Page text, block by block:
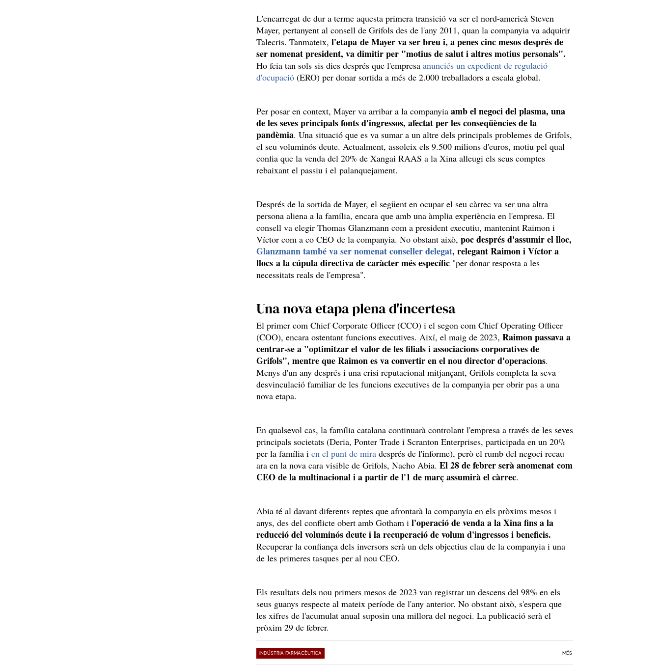
L'encarregat de dur a terme aquesta primera transició va ser el nord-americà Steven
Mayer, pertanyent al consell de Grifols des de l'any 2011, quan la companyia va adquirir
Talecris. Tanmateix, l'etapa de Mayer va ser breu i, a penes cinc mesos després de
ser nomenat president, va dimitir per "motius de salut i altres motius personals".
Ho feia tan sols sis dies després que l'empresa anunciés un expedient de regulació
d'ocupació (ERO) per donar sortida a més de 2.000 treballadors a escala global.
Per posar en context, Mayer va arribar a la companyia amb el negoci del plasma, una
de les seves principals fonts d'ingressos, afectat per les conseqüències de la
pandèmia. Una situació que es va sumar a un altre dels principals problemes de Grifols,
el seu voluminós deute. Actualment, assoleix els 9.500 milions d'euros, motiu pel qual
confia que la venda del 20% de Xangai RAAS a la Xina alleugi els seus comptes
rebaixant el passiu i el palanquejament.
Després de la sortida de Mayer, el següent en ocupar el seu càrrec va ser una altra
persona aliena a la família, encara que amb una àmplia experiència en l'empresa. El
consell va elegir Thomas Glanzmann com a president executiu, mantenint Raimon i
Víctor com a co CEO de la companyia. No obstant això, poc després d'assumir el lloc,
Glanzmann també va ser nomenat conseller delegat, relegant Raimon i Víctor a
llocs a la cúpula directiva de caràcter més específic "per donar resposta a les
necessitats reals de l'empresa".
Una nova etapa plena d'incertesa
El primer com Chief Corporate Officer (CCO) i el segon com Chief Operating Officer
(COO), encara ostentant funcions executives. Així, el maig de 2023, Raimon passava a
centrar-se a "optimitzar el valor de les filials i associacions corporatives de
Grifols", mentre que Raimon es va convertir en el nou director d'operacions.
Menys d'un any després i una crisi reputacional mitjançant, Grifols completa la seva
desvinculació familiar de les funcions executives de la companyia per obrir pas a una
nova etapa.
En qualsevol cas, la família catalana continuarà controlant l'empresa a través de les seves
principals societats (Deria, Ponter Trade i Scranton Enterprises, participada en un 20%
per la família i en el punt de mira després de l'informe), però el rumb del negoci recau
ara en la nova cara visible de Grifols, Nacho Abia. El 28 de febrer serà anomenat com
CEO de la multinacional i a partir de l'1 de març assumirà el càrrec.
Abia té al davant diferents reptes que afrontarà la companyia en els pròxims mesos i
anys, des del conflicte obert amb Gotham i l'operació de venda a la Xina fins a la
reducció del voluminós deute i la recuperació de volum d'ingressos i beneficis.
Recuperar la confiança dels inversors serà un dels objectius clau de la companyia i una
de les primeres tasques per al nou CEO.
Els resultats dels nou primers mesos de 2023 van registrar un descens del 98% en els
seus guanys respecte al mateix període de l'any anterior. No obstant això, s'espera que
les xifres de l'acumulat anual suposin una millora del negoci. La publicació serà el
pròxim 29 de febrer.
INDÚSTRIA FARMACÈUTICA MÉS